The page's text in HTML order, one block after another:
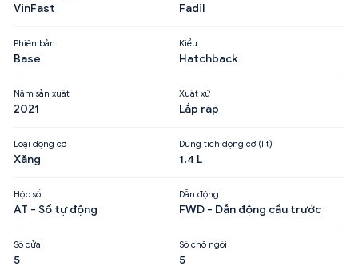
VinFast Fadil
Phiên bản
Base
Kiểu
Hatchback
Năm sản xuất
2021
Xuất xứ
Lắp ráp
Loại động cơ
Xăng
Dung tích động cơ (lít)
1.4 L
Hộp số
AT - Số tự động
Dẫn động
FWD - Dẫn động cầu trước
Số cửa
5
Số chỗ ngồi
5